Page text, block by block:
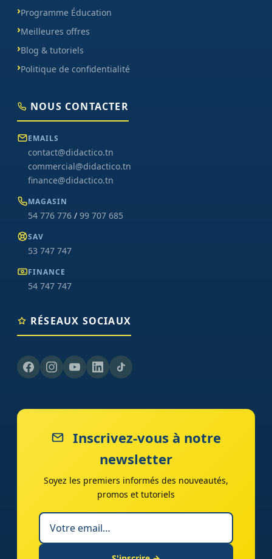
Programme Éducation
Meilleures offres
Blog & tutoriels
Politique de confidentialité
NOUS CONTACTER
EMAILS
contact@didactico.tn
commercial@didactico.tn
finance@didactico.tn
MAGASIN
54 776 776 / 99 707 685
SAV
53 747 747
FINANCE
54 747 747
RÉSEAUX SOCIAUX
Inscrivez-vous à notre
newsletter
Soyez les premiers informés des nouveautés,
promos et tutoriels